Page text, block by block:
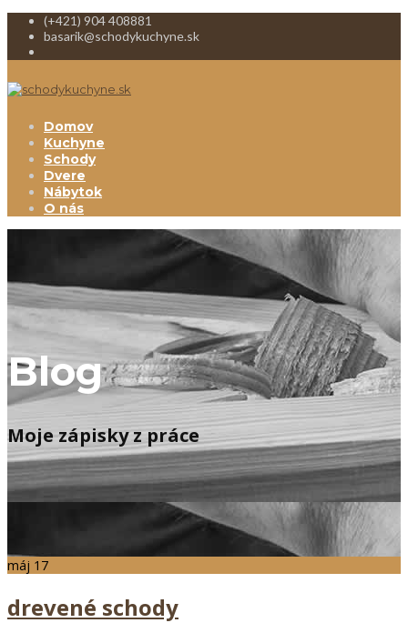
(+421) 904 408881
basarik@schodykuchyne.sk
Domov
Kuchyne
Schody
Dvere
Nábytok
O nás
Blog
Moje zápisky z práce
máj 17
drevené schody